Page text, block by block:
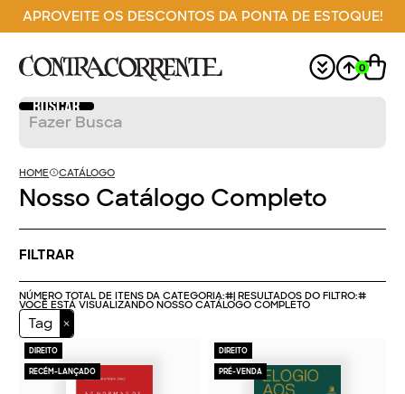
APROVEITE OS DESCONTOS DA PONTA DE ESTOQUE!
0
HOME CATÁLOGO
Nosso Catálogo Completo
FILTRAR
NÚMERO TOTAL DE ITENS DA CATEGORIA:#| RESULTADOS DO FILTRO:#
VOCÊ ESTÁ VISUALIZANDO NOSSO CATÁLOGO COMPLETO
Tag
DIREITO
RECÉM-LANÇADO
DIREITO
PRÉ-VENDA